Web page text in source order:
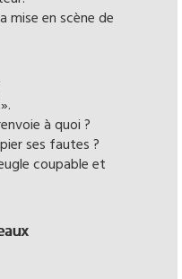
mise en scène de
à quoi ?
ses fautes ?
coupable et